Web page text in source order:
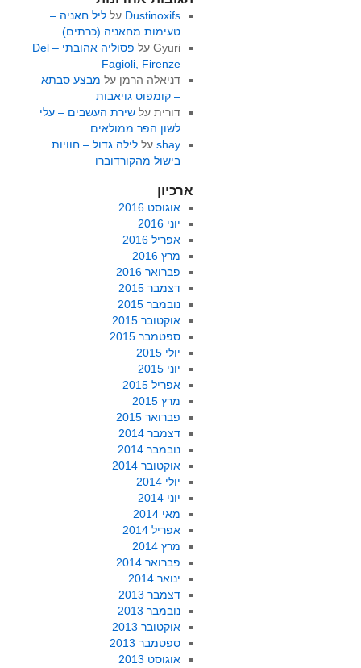
Dustinoxifs על ליל חאניה –
טעימות מחאניה (כרתים)
Gyuriעל
פסוליה אהובתי – Del
Fagioli, Firenze
דניאלה הרמן על מבצע סבתא
– קומפוט גויאבות
דוריתעל שירת העשבים – עלי
לשון הפר ממולאים
shayעל לילה גדול – חוויות
בישול מהקורדוברו
ארכיון
אוגוסט 2016
יוני 2016
אפריל 2016
מרץ 2016
פברואר 2016
דצמבר 2015
נובמבר 2015
אוקטובר 2015
ספטמבר 2015
יולי 2015
יוני 2015
אפריל 2015
מרץ 2015
פברואר 2015
דצמבר 2014
נובמבר 2014
אוקטובר 2014
יולי 2014
יוני 2014
מאי 2014
אפריל 2014
מרץ 2014
פברואר 2014
ינואר 2014
דצמבר 2013
נובמבר 2013
אוקטובר 2013
ספטמבר 2013
אוגוסט 2013